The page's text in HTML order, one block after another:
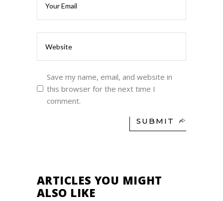
Save my name, email, and website in
this browser for the next time I
comment.
SUBMIT
ARTICLES YOU MIGHT
ALSO LIKE